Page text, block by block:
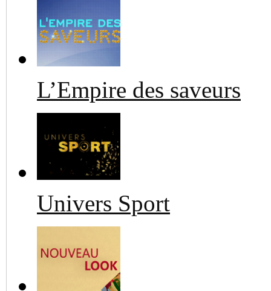
L’Empire des saveurs
Univers Sport